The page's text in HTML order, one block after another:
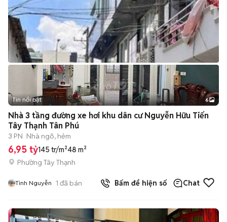
+2
Tin nổi bật 6
Nhà 3 tầng đường xe hơi khu dân cư Nguyễn Hữu Tiến
Tây Thạnh Tân Phú
3 PN Nhà ngõ, hẻm
6,95 tỷ145 tr/m²48 m²
Phường Tây Thạnh
Tình Nguyễn 1 đã bán Bấm để hiện số Chat